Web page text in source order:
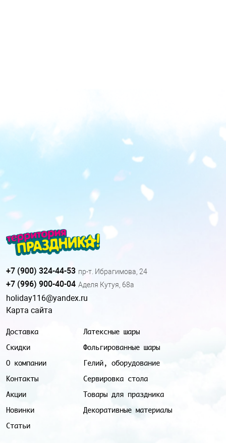
Доставка
Скидки
О компании
Контакты
Акции
Новинки
Статьи
Латексные шары
Фольгированные шары
Гелий, оборудование
Сервировка стола
Товары для праздника
Декоративные материалы
+7 (900) 324-44-53 пр-т. Ибрагимова, 24
+7 (996) 900-40-04 Аделя Кутуя, 68а
holiday116@yandex.ru
Карта сайта